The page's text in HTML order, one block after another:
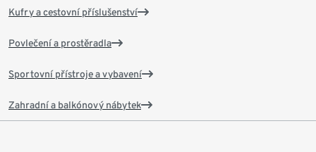
Kufry a cestovní příslušenství
Povlečení a prostěradla
Sportovní přístroje a vybavení
Zahradní a balkónový nábytek